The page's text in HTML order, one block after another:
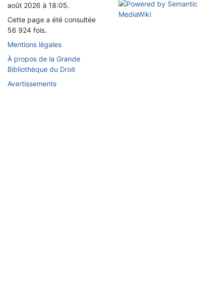
août 2026 à 18:05.
Cette page a été consultée
56 924 fois.
Mentions légales
À propos de la Grande
Bibliothèque du Droit
Avertissements